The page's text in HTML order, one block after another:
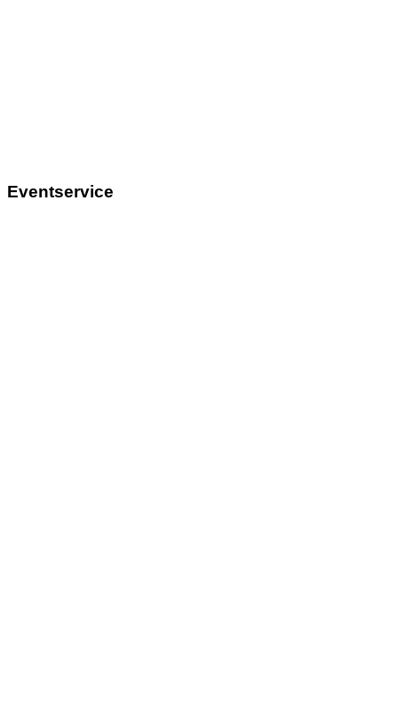
Eventservice